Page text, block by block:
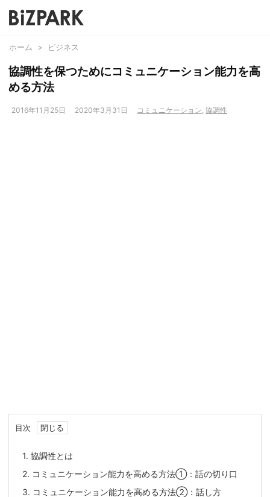
ホーム > ビジネス
協調性を保つためにコミュニケーション能力を高
める方法
2016年11月25日 2020年3月31日 コミュニケーション, 協調性
目次
1. 協調性とは
2. コミュニケーション能力を高める方法①：話の切り口
3. コミュニケーション能力を高める方法②：話し方